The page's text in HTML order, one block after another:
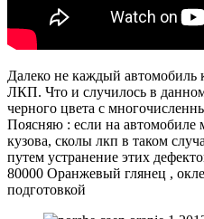
Далеко не каждый автомобиль
ЛКП. Что и случилось в
черного цвета с
Поясняю : если на автомобиле
кузова, сколы лкп в таком
путем устранение этих
80000 Оранжевый глянец ,
подготовкой